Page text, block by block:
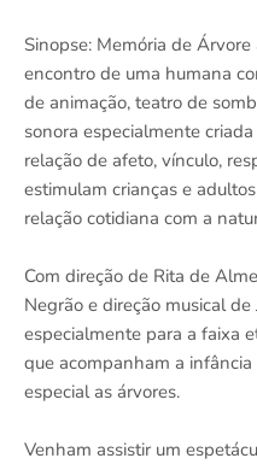
Sinopse: Memória de
encontro de uma humana
de animação, teatro de
sonora especialmente
relação de afeto, vínculo,
estimulam crianças e
relação cotidiana com a
Com direção de Rita de
Negrão e direção musical
especialmente para a faixa
que acompanham a
especial as árvores.
Venham assistir um